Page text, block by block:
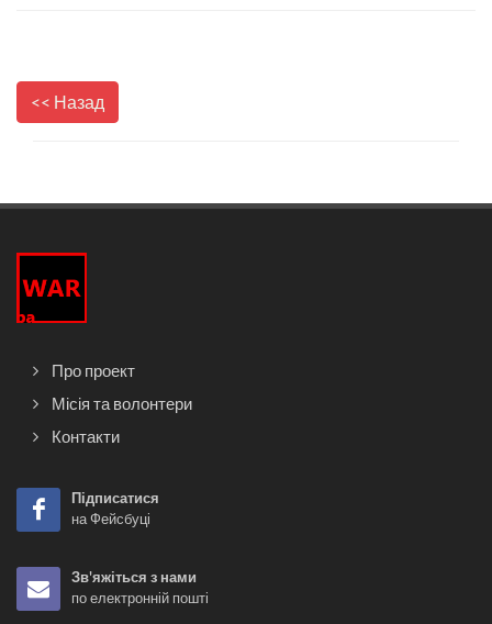
<< Назад
Про проект
Місія та волонтери
Контакти
Підписатися
на Фейсбуці
Зв'яжіться з нами
по електронній пошті